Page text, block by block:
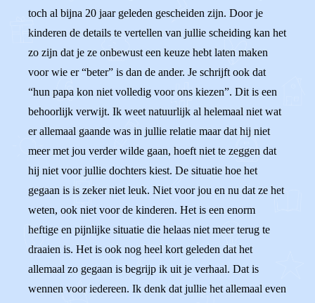
toch al bijna 20 jaar geleden gescheiden zijn. Door je
kinderen de details te vertellen van jullie scheiding kan het
zo zijn dat je ze onbewust een keuze hebt laten maken
voor wie er “beter” is dan de ander. Je schrijft ook dat
“hun papa kon niet volledig voor ons kiezen”. Dit is een
behoorlijk verwijt. Ik weet natuurlijk al helemaal niet wat
er allemaal gaande was in jullie relatie maar dat hij niet
meer met jou verder wilde gaan, hoeft niet te zeggen dat
hij niet voor jullie dochters kiest. De situatie hoe het
gegaan is is zeker niet leuk. Niet voor jou en nu dat ze het
weten, ook niet voor de kinderen. Het is een enorm
heftige en pijnlijke situatie die helaas niet meer terug te
draaien is. Het is ook nog heel kort geleden dat het
allemaal zo gegaan is begrijp ik uit je verhaal. Dat is
wennen voor iedereen. Ik denk dat jullie het allemaal even